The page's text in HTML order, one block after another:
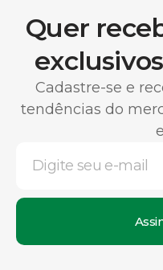
Quer
Cadastre-se e
tendências do